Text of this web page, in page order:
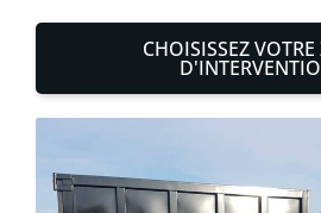
CHOISISSEZ